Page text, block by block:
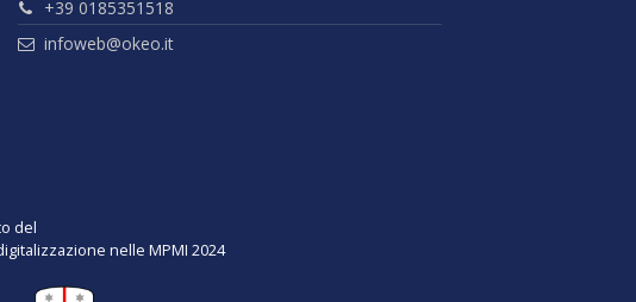
+39 0185351518
infoweb@okeo.it
del
nelle MPMI 2024